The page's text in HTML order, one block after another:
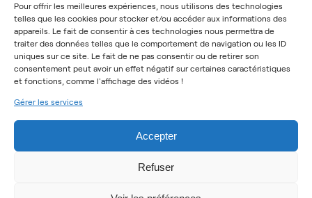
Pour offrir les meilleures expériences, nous utilisons des technologies
telles que les cookies pour stocker et/ou accéder aux informations des
appareils. Le fait de consentir à ces technologies nous permettra de
traiter des données telles que le comportement de navigation ou les ID
uniques sur ce site. Le fait de ne pas consentir ou de retirer son
consentement peut avoir un effet négatif sur certaines caractéristiques
et fonctions, comme l'affichage des vidéos !
Gérer les services
Accepter
Refuser
Génération enfants
Les Instants Post-It
Nos émissions
OSYR – Dernière saison
OSYR – Autres saisons
Notre Rendez-Vous
T’as 2 minutes
Politique de cookies (UE)